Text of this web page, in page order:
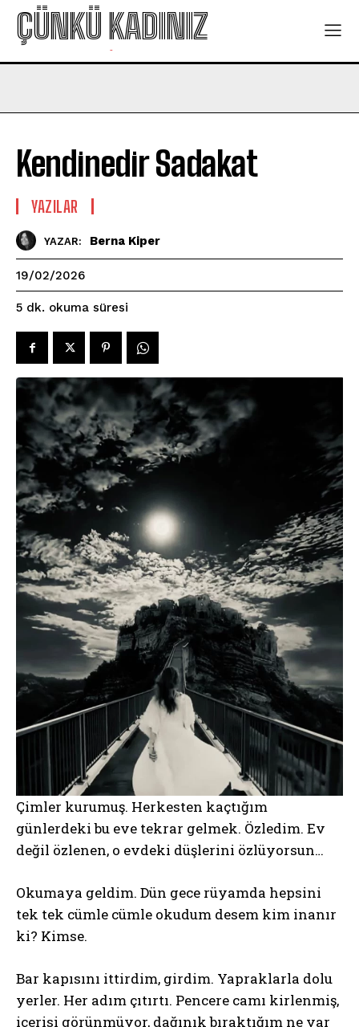
ÇÜNKÜ KADINIZ
-
Kendinedir Sadakat
YAZILAR
YAZAR: Berna Kiper
19/02/2026
5 dk. okuma süresi
Çimler kurumuş. Herkesten kaçtığım
günlerdeki bu eve tekrar gelmek. Özledim. Ev
değil özlenen, o evdeki düşlerini özlüyorsun…
Okumaya geldim. Dün gece rüyamda hepsini
tek tek cümle cümle okudum desem kim inanır
ki? Kimse.
Bar kapısını ittirdim, girdim. Yapraklarla dolu
yerler. Her adım çıtırtı. Pencere camı kirlenmiş,
içerisi görünmüyor, dağınık bıraktığım ne var